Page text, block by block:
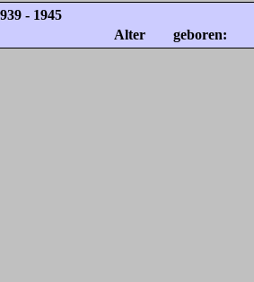
- 1945
Alter geboren: